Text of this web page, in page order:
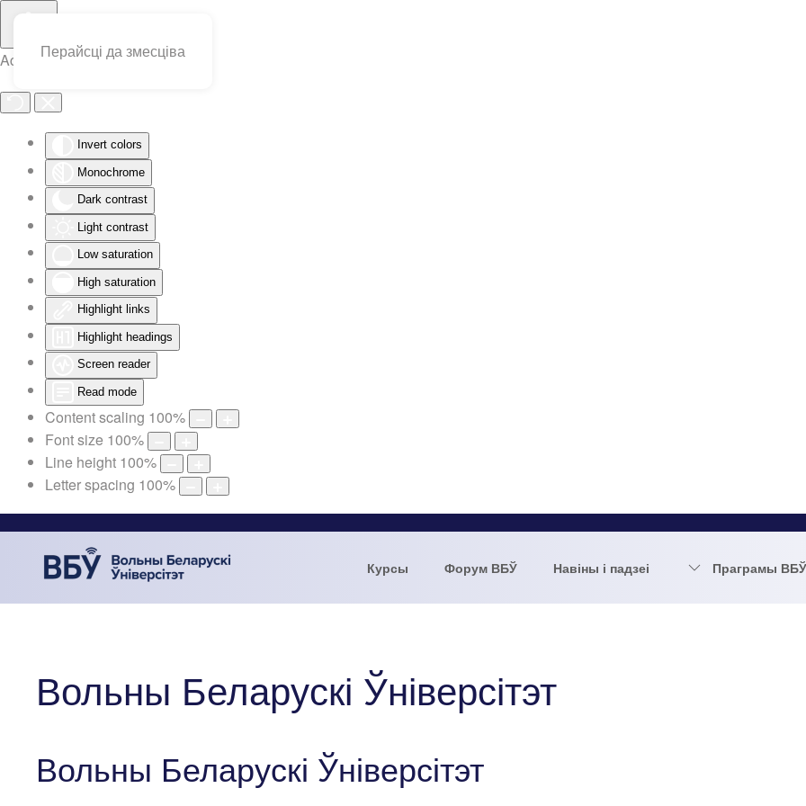
Accessibility Tools
Invert colors
Monochrome
Dark contrast
Light contrast
Low saturation
High saturation
Highlight links
Highlight headings
Screen reader
Read mode
Content scaling 100%
Font size 100%
Line height 100%
Letter spacing 100%
Перайсці да змесціва
Курсы Форум ВБЎ Навіны і падзеі Праграмы ВБЎ
Вольны Беларускі Ўніверсітэт
Вольны Беларускі Ўніверсітэт